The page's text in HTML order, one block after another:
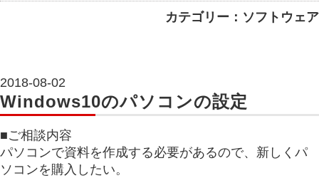
カテゴリー：ソフトウェア
2018-08-02
Windows10のパソコンの設定
■ご相談内容
パソコンで資料を作成する必要があるので、新しくパ
ソコンを購入したい。